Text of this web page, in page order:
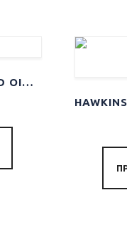
HAWKINS & BRIMBLE BEARD OIL 50ML